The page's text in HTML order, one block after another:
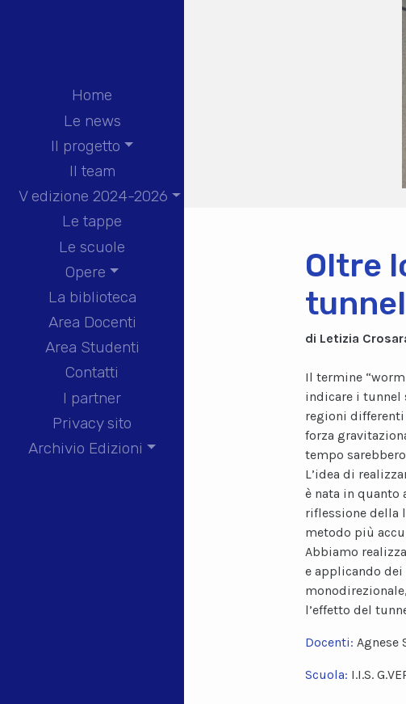
Home
Le news
Il progetto
Il team
V edizione 2024-2026
Le tappe
Le scuole
Opere
La biblioteca
Area Docenti
Area Studenti
Contatti
I partner
Privacy sito
Archivio Edizioni
Oltre
di Letizia
Il termine
indicare i tunnel
regioni differenti
forza
tempo
L’idea di
è nata in quanto
riflessione della
metodo più
Abbiamo
e applicando dei
l’effetto del
Docenti: Agnese
Scuola: I.I.S.